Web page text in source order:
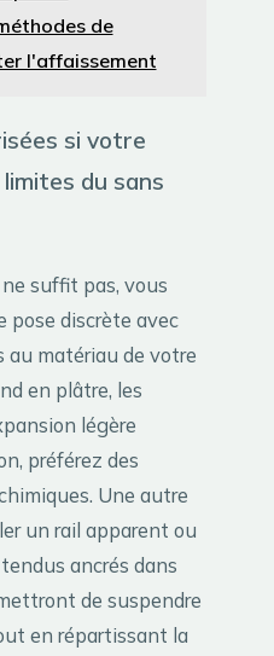
de
l'affaissement
si votre
du sans
suffit pas, vous
pose discrète avec
au matériau de votre
en plâtre, les
légère
préférez des
Une autre
un rail apparent ou
ancrés dans
de suspendre
en répartissant la